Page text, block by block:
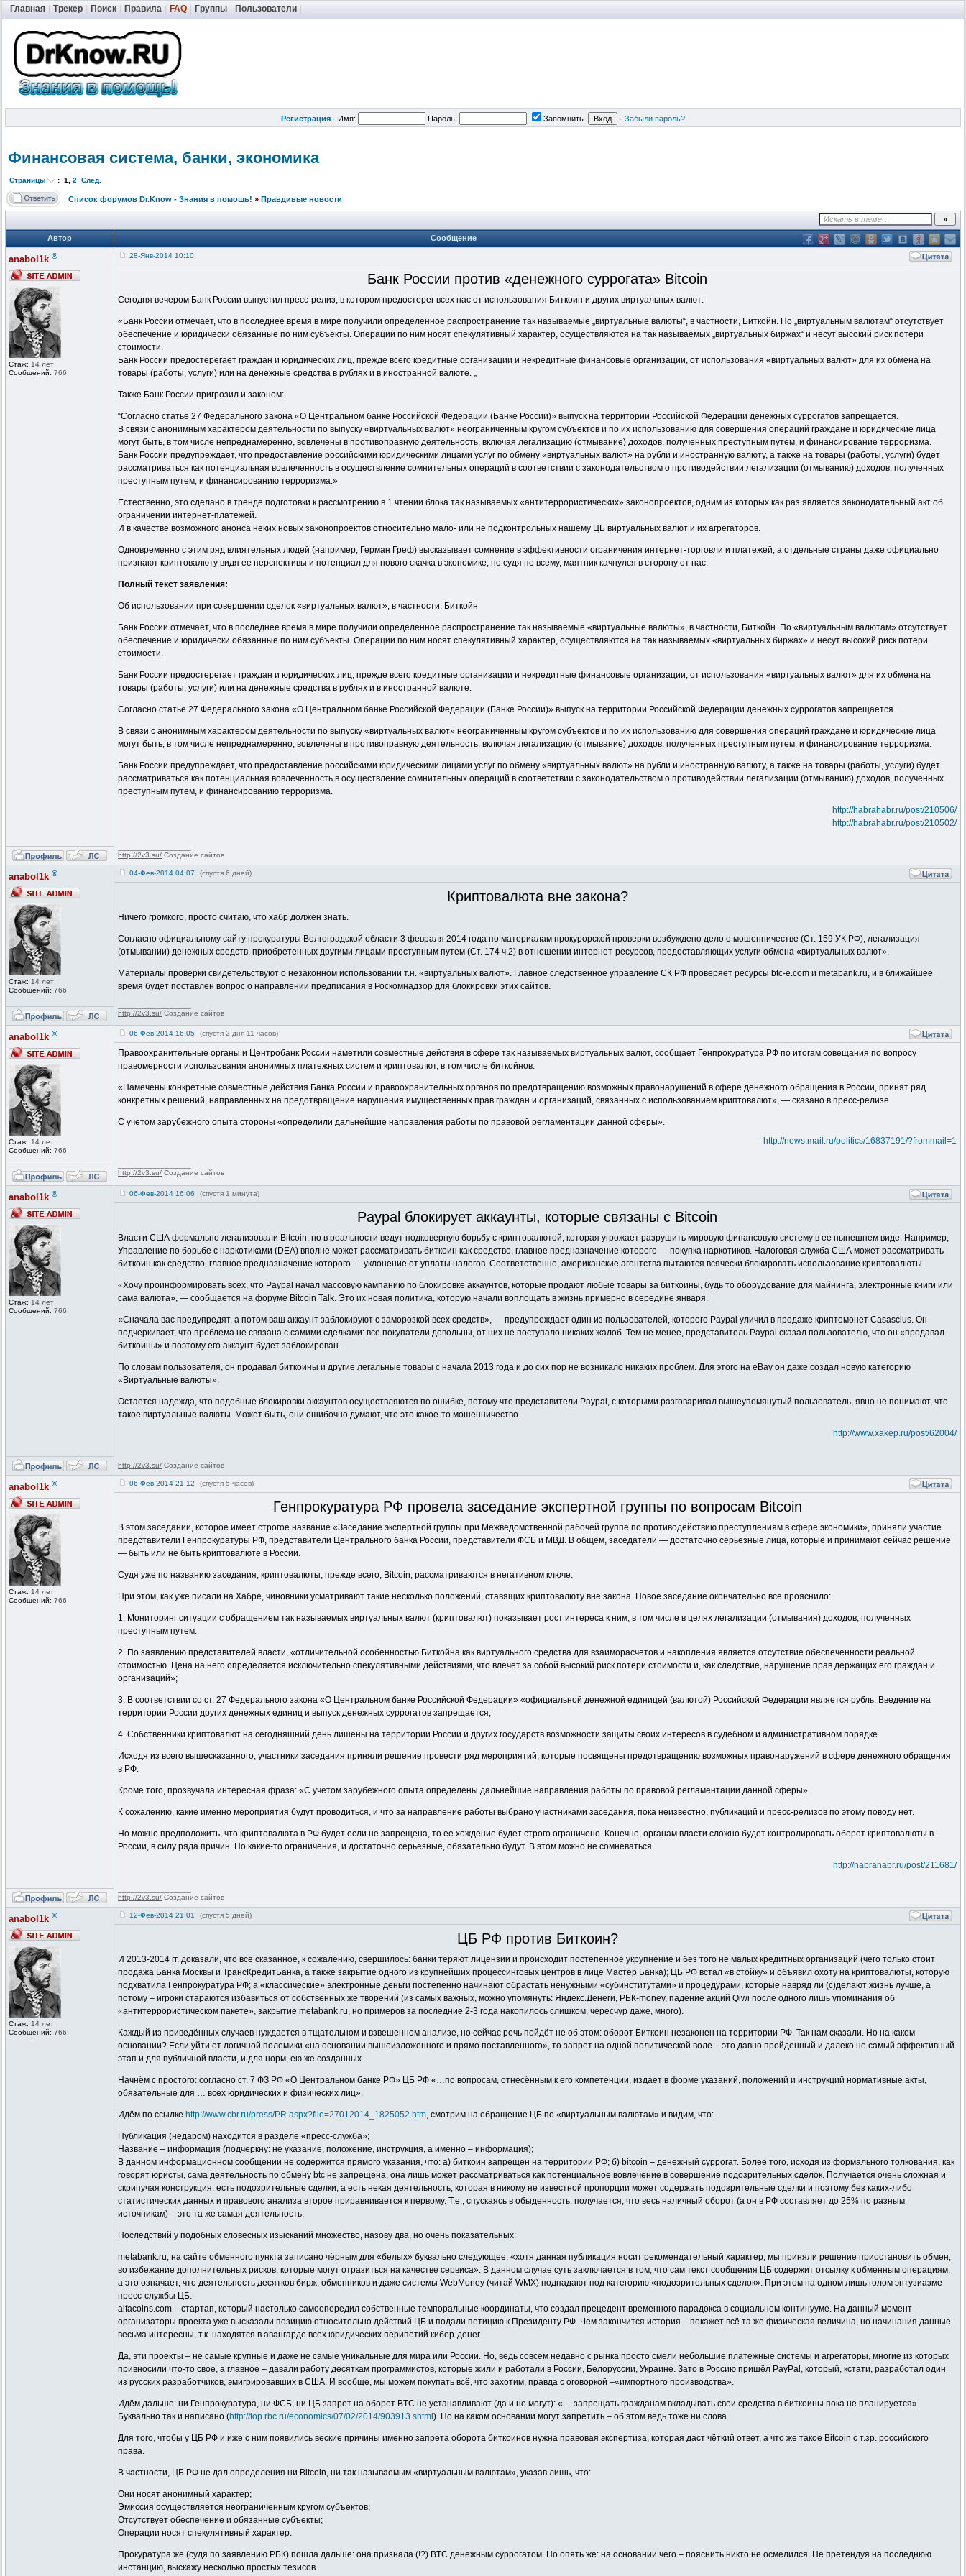
Главная Трекер Поиск Правила FAQ Группы Пользователи
Регистрация · Имя: Пароль: Запомнить · Забыли пароль?
Финансовая система, банки, экономика
Страницы : 1, 2 След.
Список форумов Dr.Know - Знания в помощь! » Правдивые новости
Автор Сообщение
anabol1k ®
Стаж: 14 лет
Сообщений: 766
28-Янв-2014 10:10
Банк России против «денежного суррогата» Bitcoin
Сегодня вечером Банк России выпустил пресс-релиз, в котором предостерег всех нас от использования Биткоин и других виртуальных валют:
«Банк России отмечает, что в последнее время в мире получили определенное распространение так называемые „виртуальные валюты“, в частности, Биткойн. По „виртуальным валютам“ отсутствует
обеспечение и юридически обязанные по ним субъекты. Операции по ним носят спекулятивный характер, осуществляются на так называемых „виртуальных биржах“ и несут высокий риск потери
стоимости.
Банк России предостерегает граждан и юридических лиц, прежде всего кредитные организации и некредитные финансовые организации, от использования «виртуальных валют» для их обмена на
товары (работы, услуги) или на денежные средства в рублях и в иностранной валюте. „
Также Банк России пригрозил и законом:
“Согласно статье 27 Федерального закона «О Центральном банке Российской Федерации (Банке России)» выпуск на территории Российской Федерации денежных суррогатов запрещается.
В связи с анонимным характером деятельности по выпуску «виртуальных валют» неограниченным кругом субъектов и по их использованию для совершения операций граждане и юридические лица
могут быть, в том числе непреднамеренно, вовлечены в противоправную деятельность, включая легализацию (отмывание) доходов, полученных преступным путем, и финансирование терроризма.
Банк России предупреждает, что предоставление российскими юридическими лицами услуг по обмену «виртуальных валют» на рубли и иностранную валюту, а также на товары (работы, услуги) будет
рассматриваться как потенциальная вовлеченность в осуществление сомнительных операций в соответствии с законодательством о противодействии легализации (отмыванию) доходов, полученных
преступным путем, и финансированию терроризма.»
Естественно, это сделано в тренде подготовки к рассмотрению в 1 чтении блока так называемых «антитеррористических» законопроектов, одним из которых как раз является законодательный акт об
ограничении интернет-платежей.
И в качестве возможного анонса неких новых законопроектов относительно мало- или не подконтрольных нашему ЦБ виртуальных валют и их агрегаторов.
Одновременно с этим ряд влиятельных людей (например, Герман Греф) высказывает сомнение в эффективности ограничения интернет-торговли и платежей, а отдельные страны даже официально
признают криптовалюту видя ее перспективы и потенциал для нового скачка в экономике, но судя по всему, маятник качнулся в сторону от нас.
Полный текст заявления:
Об использовании при совершении сделок «виртуальных валют», в частности, Биткойн
Банк России отмечает, что в последнее время в мире получили определенное распространение так называемые «виртуальные валюты», в частности, Биткойн. По «виртуальным валютам» отсутствует
обеспечение и юридически обязанные по ним субъекты. Операции по ним носят спекулятивный характер, осуществляются на так называемых «виртуальных биржах» и несут высокий риск потери
стоимости.
Банк России предостерегает граждан и юридических лиц, прежде всего кредитные организации и некредитные финансовые организации, от использования «виртуальных валют» для их обмена на
товары (работы, услуги) или на денежные средства в рублях и в иностранной валюте.
Согласно статье 27 Федерального закона «О Центральном банке Российской Федерации (Банке России)» выпуск на территории Российской Федерации денежных суррогатов запрещается.
В связи с анонимным характером деятельности по выпуску «виртуальных валют» неограниченным кругом субъектов и по их использованию для совершения операций граждане и юридические лица
могут быть, в том числе непреднамеренно, вовлечены в противоправную деятельность, включая легализацию (отмывание) доходов, полученных преступным путем, и финансирование терроризма.
Банк России предупреждает, что предоставление российскими юридическими лицами услуг по обмену «виртуальных валют» на рубли и иностранную валюту, а также на товары (работы, услуги) будет
рассматриваться как потенциальная вовлеченность в осуществление сомнительных операций в соответствии с законодательством о противодействии легализации (отмыванию) доходов, полученных
преступным путем, и финансированию терроризма.
http://habrahabr.ru/post/210506/
http://habrahabr.ru/post/210502/
http://2v3.su/ Создание сайтов
anabol1k ®
Стаж: 14 лет
Сообщений: 766
04-Фев-2014 04:07 (спустя 6 дней)
Криптовалюта вне закона?
Ничего громкого, просто считаю, что хабр должен знать.
Согласно официальному сайту прокуратуры Волгоградской области 3 февраля 2014 года по материалам прокурорской проверки возбуждено дело о мошенничестве (Ст. 159 УК РФ), легализация
(отмывании) денежных средств, приобретенных другими лицами преступным путем (Ст. 174 ч.2) в отношении интернет-ресурсов, предоставляющих услуги обмена «виртуальных валют».
Материалы проверки свидетельствуют о незаконном использовании т.н. «виртуальных валют». Главное следственное управление СК РФ проверяет ресурсы btc-e.com и metabank.ru, и в ближайшее
время будет поставлен вопрос о направлении предписания в Роскомнадзор для блокировки этих сайтов.
http://2v3.su/ Создание сайтов
anabol1k ®
Стаж: 14 лет
Сообщений: 766
06-Фев-2014 16:05 (спустя 2 дня 11 часов)
Правоохранительные органы и Центробанк России наметили совместные действия в сфере так называемых виртуальных валют, сообщает Генпрокуратура РФ по итогам совещания по вопросу
правомерности использования анонимных платежных систем и криптовалют, в том числе биткойнов.
«Намечены конкретные совместные действия Банка России и правоохранительных органов по предотвращению возможных правонарушений в сфере денежного обращения в России, принят ряд
конкретных решений, направленных на предотвращение нарушения имущественных прав граждан и организаций, связанных с использованием криптовалют», — сказано в пресс-релизе.
С учетом зарубежного опыта стороны «определили дальнейшие направления работы по правовой регламентации данной сферы».
http://news.mail.ru/politics/16837191/?frommail=1
http://2v3.su/ Создание сайтов
anabol1k ®
Стаж: 14 лет
Сообщений: 766
06-Фев-2014 16:06 (спустя 1 минута)
Paypal блокирует аккаунты, которые связаны с Bitcoin
Власти США формально легализовали Bitcoin, но в реальности ведут подковерную борьбу с криптовалютой, которая угрожает разрушить мировую финансовую систему в ее нынешнем виде. Например,
Управление по борьбе с наркотиками (DEA) вполне может рассматривать биткоин как средство, главное предназначение которого — покупка наркотиков. Налоговая служба США может рассматривать
биткоин как средство, главное предназначение которого — уклонение от уплаты налогов. Соответственно, американские агентства пытаются всячески блокировать использование криптовалюты.
«Хочу проинформировать всех, что Paypal начал массовую кампанию по блокировке аккаунтов, которые продают любые товары за биткоины, будь то оборудование для майнинга, электронные книги или
сама валюта», — сообщается на форуме Bitcoin Talk. Это их новая политика, которую начали воплощать в жизнь примерно в середине января.
«Сначала вас предупредят, а потом ваш аккаунт заблокируют с заморозкой всех средств», — предупреждает один из пользователей, которого Paypal уличил в продаже криптомонет Casascius. Он
подчеркивает, что проблема не связана с самими сделками: все покупатели довольны, от них не поступало никаких жалоб. Тем не менее, представитель Paypal сказал пользователю, что он «продавал
биткоины» и поэтому его аккаунт будет заблокирован.
По словам пользователя, он продавал биткоины и другие легальные товары с начала 2013 года и до сих пор не возникало никаких проблем. Для этого на eBay он даже создал новую категорию
«Виртуальные валюты».
Остается надежда, что подобные блокировки аккаунтов осуществляются по ошибке, потому что представители Paypal, с которыми разговаривал вышеупомянутый пользователь, явно не понимают, что
такое виртуальные валюты. Может быть, они ошибочно думают, что это какое-то мошенничество.
http://www.xakep.ru/post/62004/
http://2v3.su/ Создание сайтов
anabol1k ®
Стаж: 14 лет
Сообщений: 766
06-Фев-2014 21:12 (спустя 5 часов)
Генпрокуратура РФ провела заседание экспертной группы по вопросам Bitcoin
В этом заседании, которое имеет строгое название «Заседание экспертной группы при Межведомственной рабочей группе по противодействию преступлениям в сфере экономики», приняли участие
представители Генпрокуратуры РФ, представители Центрального банка России, представители ФСБ и МВД. В общем, заседатели — достаточно серьезные лица, которые и принимают сейчас решение
— быть или не быть криптовалюте в России.
Судя уже по названию заседания, криптовалюты, прежде всего, Bitcoin, рассматриваются в негативном ключе.
При этом, как уже писали на Хабре, чиновники усматривают такие несколько положений, ставящих криптовалюту вне закона. Новое заседание окончательно все прояснило:
1. Мониторинг ситуации с обращением так называемых виртуальных валют (криптовалют) показывает рост интереса к ним, в том числе в целях легализации (отмывания) доходов, полученных
преступным путем.
2. По заявлению представителей власти, «отличительной особенностью Биткойна как виртуального средства для взаиморасчетов и накопления является отсутствие обеспеченности реальной
стоимостью. Цена на него определяется исключительно спекулятивными действиями, что влечет за собой высокий риск потери стоимости и, как следствие, нарушение прав держащих его граждан и
организаций»;
3. В соответствии со ст. 27 Федерального закона «О Центральном банке Российской Федерации» «официальной денежной единицей (валютой) Российской Федерации является рубль. Введение на
территории России других денежных единиц и выпуск денежных суррогатов запрещается;
4. Собственники криптовалют на сегодняшний день лишены на территории России и других государств возможности защиты своих интересов в судебном и административном порядке.
Исходя из всего вышесказанного, участники заседания приняли решение провести ряд мероприятий, которые посвящены предотвращению возможных правонаружений в сфере денежного обращения
в РФ.
Кроме того, прозвучала интересная фраза: «С учетом зарубежного опыта определены дальнейшие направления работы по правовой регламентации данной сферы».
К сожалению, какие именно мероприятия будут проводиться, и что за направление работы выбрано участниками заседания, пока неизвестно, публикаций и пресс-релизов по этому поводу нет.
Но можно предположить, что криптовалюта в РФ будет если не запрещена, то ее хождение будет строго ограничено. Конечно, органам власти сложно будет контролировать оборот криптовалюты в
России, в силу ряда причин. Но какие-то ограничения, и достаточно серьезные, обязательно будут. В этом можно не сомневаться.
http://habrahabr.ru/post/211681/
http://2v3.su/ Создание сайтов
anabol1k ®
Стаж: 14 лет
Сообщений: 766
12-Фев-2014 21:01 (спустя 5 дней)
ЦБ РФ против Биткоин?
И 2013-2014 гг. доказали, что всё сказанное, к сожалению, свершилось: банки теряют лицензии и происходит постепенное укрупнение и без того не малых кредитных организаций (чего только стоит
продажа Банка Москвы и ТрансКредитБанка, а также закрытие одного из крупнейших процессинговых центров в лице Мастер Банка); ЦБ РФ встал «в стойку» и объявил охоту на криптовалюты, которую
подхватила Генпрокуратура РФ; а «классические» электронные деньги постепенно начинают обрастать ненужными «субинститутами» и процедурами, которые навряд ли (с)делают жизнь лучше, а
потому – игроки стараются избавиться от собственных же творений (из самых важных, можно упомянуть: Яндекс.Денеги, РБК-money, падение акций Qiwi после одного лишь упоминания об
«антитеррористическом пакете», закрытие metabank.ru, но примеров за последние 2-3 года накопилось слишком, чересчур даже, много).
Каждый из приведённых случаев нуждается в тщательном и взвешенном анализе, но сейчас речь пойдёт не об этом: оборот Биткоин незаконен на территории РФ. Так нам сказали. Но на каком
основании? Если уйти от логичной полемики «на основании вышеизложенного и прямо поставленного», то запрет на одной политической воле – это давно пройденный и далеко не самый эффективный
этап и для публичной власти, и для норм, ею же созданных.
Начнём с простого: согласно ст. 7 ФЗ РФ «О Центральном банке РФ» ЦБ РФ «…по вопросам, отнесённым к его компетенции, издает в форме указаний, положений и инструкций нормативные акты,
обязательные для … всех юридических и физических лиц».
Идём по ссылке http://www.cbr.ru/press/PR.aspx?file=27012014_1825052.htm, смотрим на обращение ЦБ по «виртуальным валютам» и видим, что:
Публикация (недаром) находится в разделе «пресс-служба»;
Название – информация (подчеркну: не указание, положение, инструкция, а именно – информация);
В данном информационном сообщении не содержится прямого указания, что: а) биткоин запрещен на территории РФ; б) bitcoin – денежный суррогат. Более того, исходя из формального толкования, как
говорят юристы, сама деятельность по обмену btc не запрещена, она лишь может рассматриваться как потенциальное вовлечение в совершение подозрительных сделок. Получается очень сложная и
скрипучая конструкция: есть подозрительные сделки, а есть некая деятельность, которая в никому не известной пропорции может содержать подозрительные сделки и поэтому без каких-либо
статистических данных и правового анализа второе приравнивается к первому. Т.е., спускаясь в обыденность, получается, что весь наличный оборот (а он в РФ составляет до 25% по разным
источникам) – это та же самая деятельность.
Последствий у подобных словесных изысканий множество, назову два, но очень показательных:
metabank.ru, на сайте обменного пункта записано чёрным для «белых» буквально следующее: «хотя данная публикация носит рекомендательный характер, мы приняли решение приостановить обмен,
во избежание дополнительных рисков, которые могут отразиться на качестве сервиса». В данном случае суть заключается в том, что сам текст сообщения ЦБ содержит отсылку к обменным операциям,
а это означает, что деятельность десятков бирж, обменников и даже системы WebMoney (читай WMX) подпадают под категорию «подозрительных сделок». При этом на одном лишь голом энтузиазме
пресс-службы ЦБ.
alfacoins.com – стартап, который настолько самоопередил собственные темпоральные координаты, что создал прецедент временного парадокса в социальном континууме. На данный момент
организаторы проекта уже высказали позицию относительно действий ЦБ и подали петицию к Президенту РФ. Чем закончится история – покажет всё та же физическая величина, но начинания данные
весьма интересны, т.к. находятся в авангарде всех юридических перипетий кибер-денег.
Да, эти проекты – не самые крупные и даже не самые уникальные для мира или России. Но, ведь совсем недавно с рынка просто смели небольшие платежные системы и агрегаторы, многие из которых
привносили что-то свое, а главное – давали работу десяткам программистов, которые жили и работали в России, Белоруссии, Украине. Зато в Россию пришёл PayPal, который, кстати, разработал один
из русских разработчиков, эмигрировавших в США. И вообще, мы можем покупать всё, что захотим, правда с оговоркой –«импортного производства».
Идём дальше: ни Генпрокуратура, ни ФСБ, ни ЦБ запрет на оборот BTC не устанавливают (да и не могут): «… запрещать гражданам вкладывать свои средства в биткоины пока не планируется».
Буквально так и написано (http://top.rbc.ru/economics/07/02/2014/903913.shtml ). Но на каком основании могут запретить – об этом ведь тоже ни слова.
Для того, чтобы у ЦБ РФ и иже с ним появились веские причины именно запрета оборота биткоинов нужна правовая экспертиза, которая даст чёткий ответ, а что же такое Bitcoin с т.зр. российского
права.
В частности, ЦБ РФ не дал определения ни Bitcoin, ни так называемым «виртуальным валютам», указав лишь, что:
Они носят анонимный характер;
Эмиссия осуществляется неограниченным кругом субъектов;
Отсутствует обеспечение и обязанные субъекты;
Операции носят спекулятивный характер.
Прокуратура же (судя по заявлению РБК) пошла дальше: она признала (!?) BTC денежным суррогатом. Но опять же: на основании чего – пояснить никто не осмелился. Не претендуя на последнюю
инстанцию, выскажу несколько простых тезисов.